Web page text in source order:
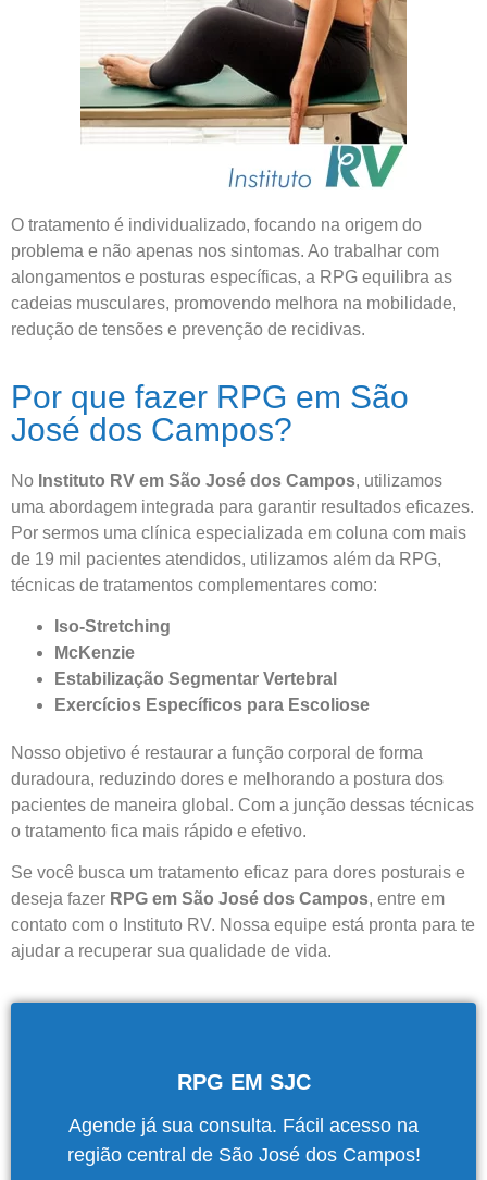
O tratamento é individualizado, focando na origem do
problema e não apenas nos sintomas. Ao trabalhar com
alongamentos e posturas específicas, a RPG equilibra as
cadeias musculares, promovendo melhora na mobilidade,
redução de tensões e prevenção de recidivas.
Por que fazer RPG em São
José dos Campos?
No Instituto RV em São José dos Campos, utilizamos
uma abordagem integrada para garantir resultados eficazes.
Por sermos uma clínica especializada em coluna com mais
de 19 mil pacientes atendidos, utilizamos além da RPG,
técnicas de tratamentos complementares como:
Iso-Stretching
McKenzie
Estabilização Segmentar Vertebral
Exercícios Específicos para Escoliose
Nosso objetivo é restaurar a função corporal de forma
duradoura, reduzindo dores e melhorando a postura dos
pacientes de maneira global. Com a junção dessas técnicas
o tratamento fica mais rápido e efetivo.
Se você busca um tratamento eficaz para dores posturais e
deseja fazer RPG em São José dos Campos, entre em
contato com o Instituto RV. Nossa equipe está pronta para te
ajudar a recuperar sua qualidade de vida.
RPG EM SJC
Agende já sua consulta. Fácil acesso na
região central de São José dos Campos!
Central de
atendimento
Antes de iniciar o seu tratamento, iremos fazer uma
Cidade de São Paulo: